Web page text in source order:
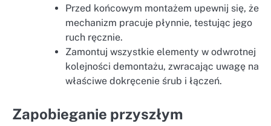
Przed końcowym montażem upewnij się, że
mechanizm pracuje płynnie, testując jego
ruch ręcznie.
Zamontuj wszystkie elementy w odwrotnej
kolejności demontażu, zwracając uwagę na
właściwe dokręcenie śrub i łączeń.
Zapobieganie przyszłym